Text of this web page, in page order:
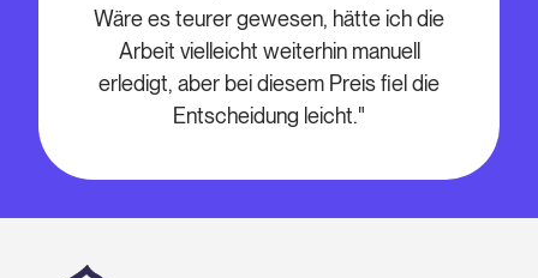
Wäre es teurer gewesen, hätte ich die
Arbeit vielleicht weiterhin manuell
erledigt, aber bei diesem Preis fiel die
Entscheidung leicht."